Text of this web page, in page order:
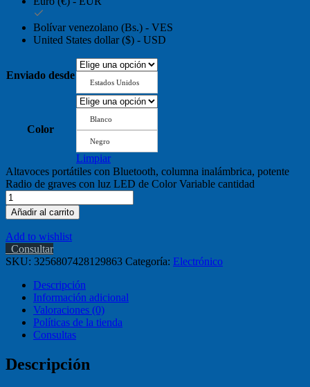
Bolívar venezolano (Bs.) - VES
United States dollar ($) - USD
Enviado desde
Estados Unidos
Color
Blanco
Negro
Limpiar
Altavoces portátiles con Bluetooth, columna inalámbrica, potente
Radio de graves con luz LED de Color Variable cantidad
Añadir al carrito
Add to wishlist
Consultar
SKU: 3256807428129863 Categoría: Electrónico
Descripción
Información adicional
Valoraciones (0)
Políticas de la tienda
Consultas
Descripción